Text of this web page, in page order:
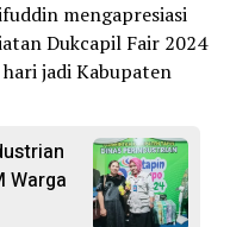
mengapresiasi
Dukcapil Fair 2024
jadi Kabupaten
Warga